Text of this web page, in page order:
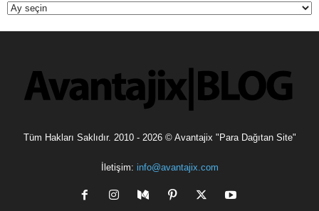
Tüm Hakları Saklıdır. 2010 - 2026 © Avantajix "Para Dağıtan Site"
İletişim: info@avantajix.com